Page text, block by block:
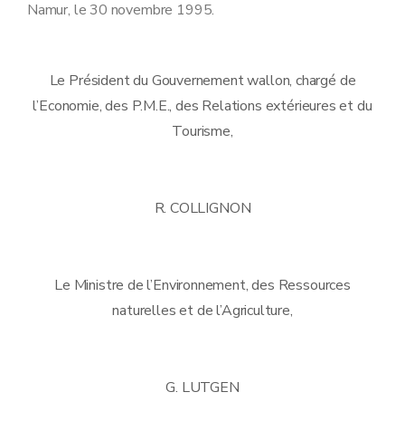
Namur, le 30 novembre 1995.
Le Président du Gouvernement wallon, chargé de
l’Economie, des P.M.E., des Relations extérieures et du
Tourisme,
R. COLLIGNON
Le Ministre de l’Environnement, des Ressources
naturelles et de l’Agriculture,
G. LUTGEN